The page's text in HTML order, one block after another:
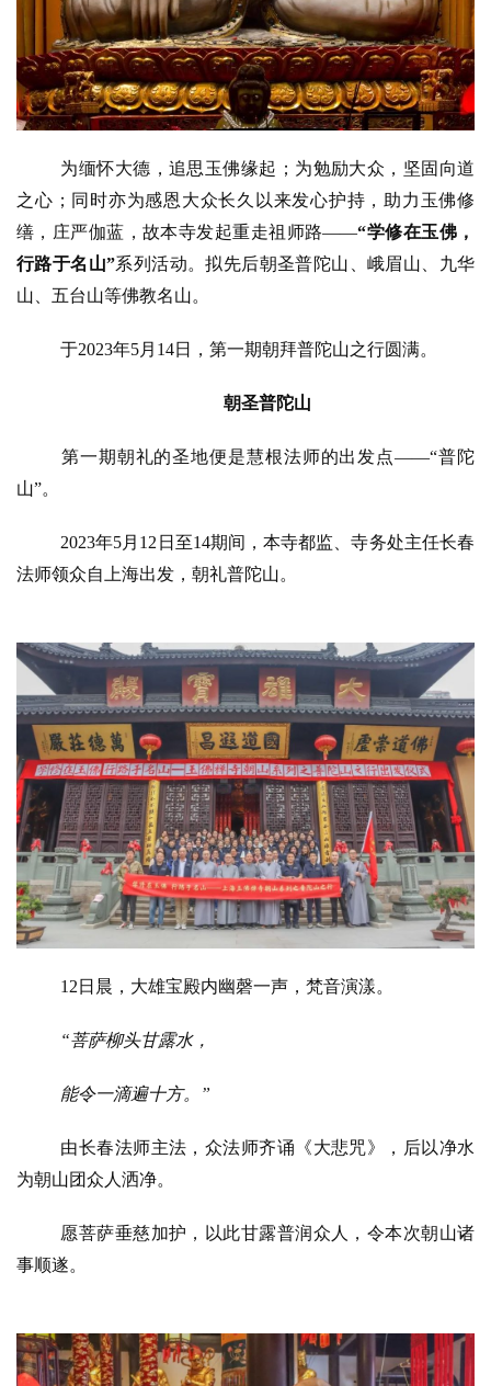
为缅怀大德，追思玉佛缘起；为勉励大众，坚固向道
之心；同时亦为感恩大众长久以来发心护持，助力玉佛修
缮，庄严伽蓝，故本寺发起重走祖师路——“学修在玉佛，
行路于名山”系列活动。拟先后朝圣普陀山、峨眉山、九华
山、五台山等佛教名山。
于2023年5月14日，第一期朝拜普陀山之行圆满。
朝圣普陀山
第一期朝礼的圣地便是慧根法师的出发点——“普陀
山”。
2023年5月12日至14期间，本寺都监、寺务处主任长春
法师领众自上海出发，朝礼普陀山。
12日晨，大雄宝殿内幽磬一声，梵音演漾。
“菩萨柳头甘露水，
能令一滴遍十方。”
由长春法师主法，众法师齐诵《大悲咒》，后以净水
为朝山团众人洒净。
愿菩萨垂慈加护，以此甘露普润众人，令本次朝山诸
事顺遂。